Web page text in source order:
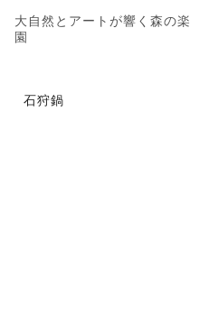
大自然とアートが響く森の楽
園
石狩鍋